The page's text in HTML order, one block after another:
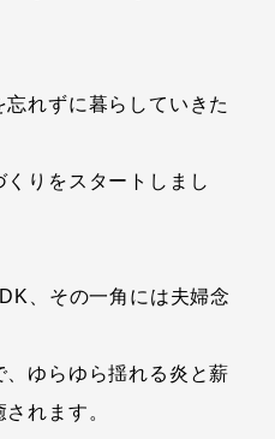
忘れずに暮らしていきた
りをスタートしまし
、その一角には夫婦念
ゆらゆら揺れる炎と薪
れます。